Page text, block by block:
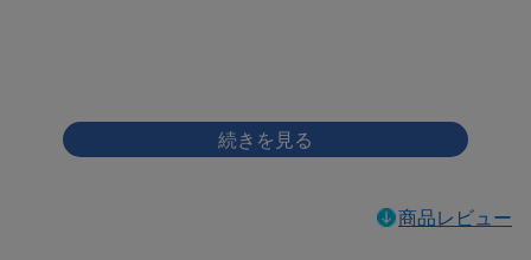
商品レビュー